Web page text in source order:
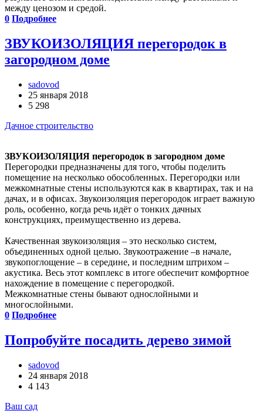
между ценозом и средой.
0 Подробнее
ЗВУКОИЗОЛЯЦИЯ перегородок в
загородном доме
sadovod
25 января 2018
5 298
Дачное строительство
ЗВУКОИЗОЛЯЦИЯ перегородок в загородном доме
Перегородки предназначены для того, чтобы поделить
помещение на несколько обособленных. Перегородки или
межкомнатные стены используются как в квартирах, так и на
дачах, и в офисах. Звукоизоляция перегородок играет важную
роль, особенно, когда речь идёт о тонких дачных
конструкциях, преимущественно из дерева.
Качественная звукоизоляция – это несколько систем,
объединенных одной целью. Звукоотражение –в начале,
звукопоглощение – в середине, и последним штрихом –
акустика. Весь этот комплекс в итоге обеспечит комфортное
нахождение в помещение с перегородкой.
Межкомнатные стены бывают однослойными и
многослойными.
0 Подробнее
Попробуйте посадить дерево зимой
sadovod
24 января 2018
4 143
Ваш сад